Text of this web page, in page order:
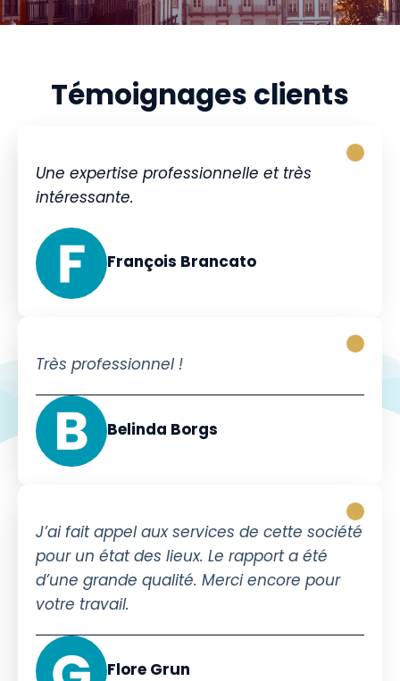
Témoignages clients
Une expertise professionnelle et très
intéressante.
François Brancato
Très professionnel !
Belinda Borgs
J’ai fait appel aux services de cette société
pour un état des lieux. Le rapport a été
d’une grande qualité. Merci encore pour
votre travail.
Flore Grun